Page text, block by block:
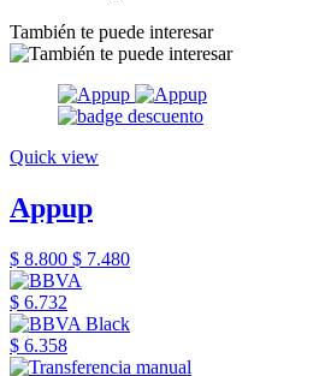
También te puede interesar
Quick view
Appup
$ 8.800 $ 7.480
$ 6.732
$ 6.358